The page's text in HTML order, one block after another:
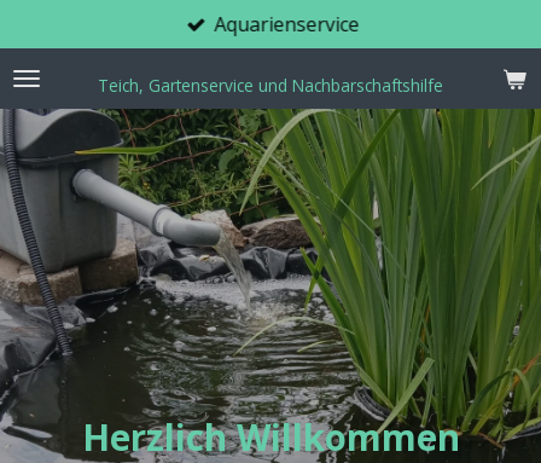
Hauptinhalt
springen
Teich, Gartenservice und Nachbarschaftshilfe
Aquarienservice
Herzlich Willkommen